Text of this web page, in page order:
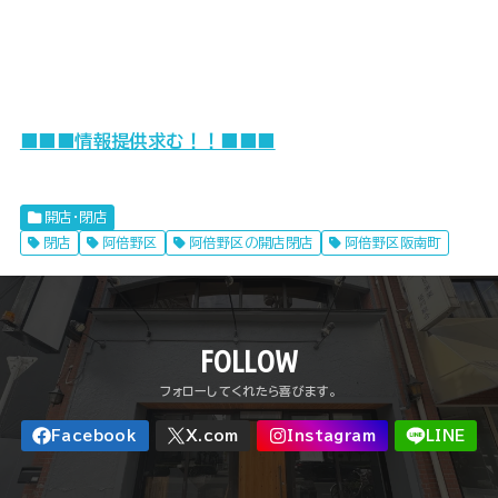
■■■情報提供求む！！■■■
開店・閉店
閉店
阿倍野区 阿倍野区の開店閉店 阿倍野区阪南町
FOLLOW